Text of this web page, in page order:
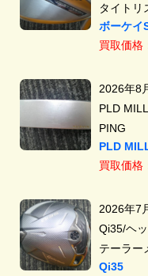
タイトリ
ボーケイ
買取価格
2026年8
PLD
PING
PLD
買取価格
2026年7
Qi35/ヘ
テーラー
Qi35